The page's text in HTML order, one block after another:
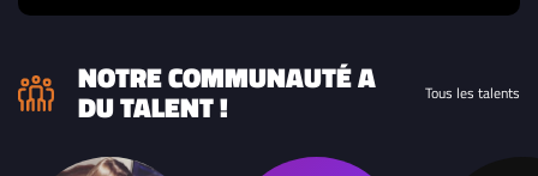
NOTRE COMMUNAUTÉ A
DU TALENT ! Tous les talents